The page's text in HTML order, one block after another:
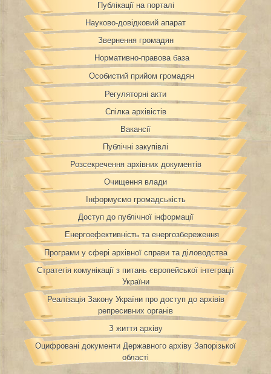
Публікації на порталі
Науково-довідковий апарат
Звернення громадян
Нормативно-правова база
Особистий прийом громадян
Регуляторні акти
Спілка архівістів
Вакансії
Публічні закупівлі
Розсекречення архівних документів
Очищення влади
Інформуємо громадськість
Доступ до публічної інформації
Енергоефективність та енергозбереження
Програми у сфері архівної справи та діловодства
Стратегія комунікації з питань європейської інтеграції
України
Реалізація Закону України про доступ до архівів
репресивних органів
З життя архіву
Оцифровані документи Державного архіву Запорізької
області